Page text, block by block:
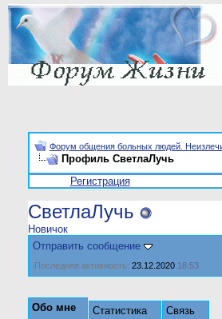
Форум общения больных людей.
Профиль СветлаЛучь
Регистрация
СветлаЛучь
Новичок
Отправить сообщение
Последняя активность: 23.12.2020 18:53
Обо мне Статистика Связь